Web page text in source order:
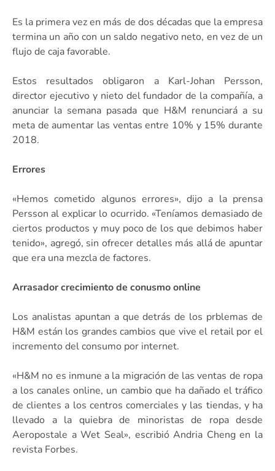
Es la primera vez en más de dos décadas que la empresa
termina un año con un saldo negativo neto, en vez de un
flujo de caja favorable.
Estos resultados obligaron a Karl-Johan Persson,
director ejecutivo y nieto del fundador de la compañía, a
anunciar la semana pasada que H&M renunciará a su
meta de aumentar las ventas entre 10% y 15% durante
2018.
Errores
«Hemos cometido algunos errores», dijo a la prensa
Persson al explicar lo ocurrido. «Teníamos demasiado de
ciertos productos y muy poco de los que debimos haber
tenido», agregó, sin ofrecer detalles más allá de apuntar
que era una mezcla de factores.
Arrasador crecimiento de conusmo online
Los analistas apuntan a que detrás de los prblemas de
H&M están los grandes cambios que vive el retail por el
incremento del consumo por internet.
«H&M no es inmune a la migración de las ventas de ropa
a los canales online, un cambio que ha dañado el tráfico
de clientes a los centros comerciales y las tiendas, y ha
llevado a la quiebra de minoristas de ropa desde
Aeropostale a Wet Seal», escribió Andria Cheng en la
revista Forbes.